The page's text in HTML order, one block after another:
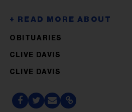
OBITUARIES
CLIVE DAVIS
CLIVE DAVIS